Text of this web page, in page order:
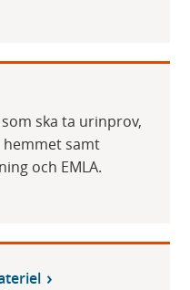
ska ta urinprov,
samt
och EMLA.